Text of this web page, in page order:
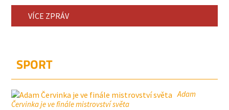
VÍCE ZPRÁV
SPORT
Adam
Červinka je ve finále mistrovství světa